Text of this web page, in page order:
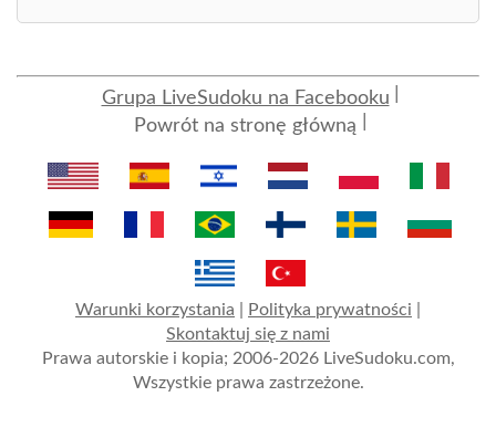
Grupa LiveSudoku na Facebooku
Powrót na stronę główną
Warunki korzystania Polityka prywatności
Skontaktuj się z nami
Prawa autorskie i kopia; 2006-2026 LiveSudoku.com,
Wszystkie prawa zastrzeżone.